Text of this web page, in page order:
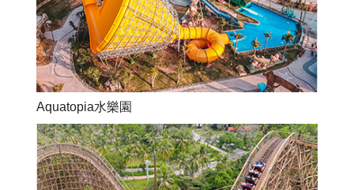
Aquatopia水樂園